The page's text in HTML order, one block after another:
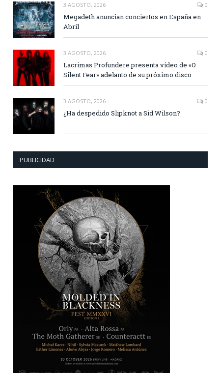
3 AGOSTO, 2026 0
Megadeth anuncian conciertos en España en
Abril
3 AGOSTO, 2026 0
Lacrimas Profundere presenta vídeo de «O
Silent Fear» adelanto de su próximo disco
3 AGOSTO, 2026 0
¿Ha despedido Slipknot a Sid Wilson?
PUBLICIDAD